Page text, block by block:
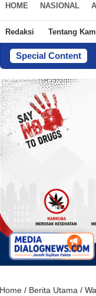
HOME NASIONAL
Redaksi Tentang
Special Content
Home / Berita Utama /